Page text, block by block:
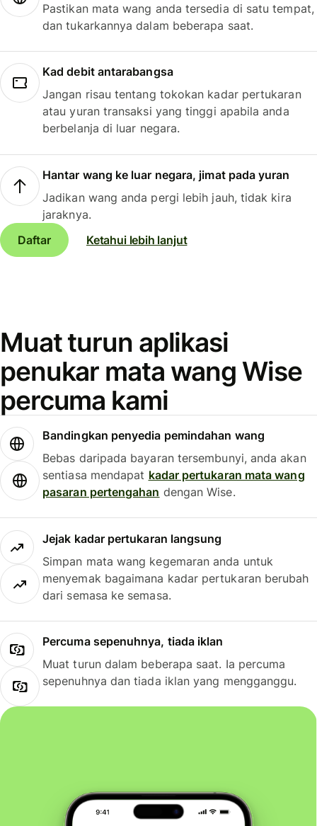
Pastikan mata wang anda tersedia di satu tempat,
dan tukarkannya dalam beberapa saat.
Kad debit antarabangsa
Jangan risau tentang tokokan kadar pertukaran
atau yuran transaksi yang tinggi apabila anda
berbelanja di luar negara.
Hantar wang ke luar negara, jimat pada yuran
Jadikan wang anda pergi lebih jauh, tidak kira
jaraknya.
Daftar
Ketahui lebih lanjut
Muat turun aplikasi
penukar mata wang Wise
percuma kami
Bandingkan penyedia pemindahan wang
Bebas daripada bayaran tersembunyi, anda akan
sentiasa mendapat kadar pertukaran mata wang
pasaran pertengahan dengan Wise.
Jejak kadar pertukaran langsung
Simpan mata wang kegemaran anda untuk
menyemak bagaimana kadar pertukaran berubah
dari semasa ke semasa.
Percuma sepenuhnya, tiada iklan
Muat turun dalam beberapa saat. Ia percuma
sepenuhnya dan tiada iklan yang mengganggu.